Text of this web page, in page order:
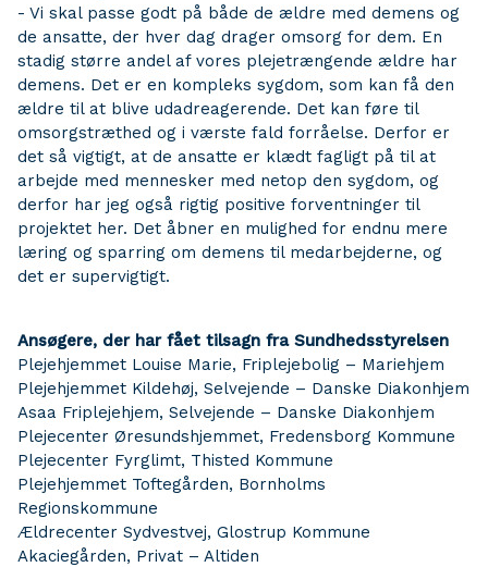
- Vi skal passe godt på både de ældre med demens og
de ansatte, der hver dag drager omsorg for dem. En
stadig større andel af vores plejetrængende ældre har
demens. Det er en kompleks sygdom, som kan få den
ældre til at blive udadreagerende. Det kan føre til
omsorgstræthed og i værste fald forråelse. Derfor er
det så vigtigt, at de ansatte er klædt fagligt på til at
arbejde med mennesker med netop den sygdom, og
derfor har jeg også rigtig positive forventninger til
projektet her. Det åbner en mulighed for endnu mere
læring og sparring om demens til medarbejderne, og
det er supervigtigt.
Ansøgere, der har fået tilsagn fra Sundhedsstyrelsen
Plejehjemmet Louise Marie, Friplejebolig – Mariehjem
Plejehjemmet Kildehøj, Selvejende – Danske Diakonhjem
Asaa Friplejehjem, Selvejende – Danske Diakonhjem
Plejecenter Øresundshjemmet, Fredensborg Kommune
Plejecenter Fyrglimt, Thisted Kommune
Plejehjemmet Toftegården, Bornholms
Regionskommune
Ældrecenter Sydvestvej, Glostrup Kommune
Akaciegården, Privat – Altiden